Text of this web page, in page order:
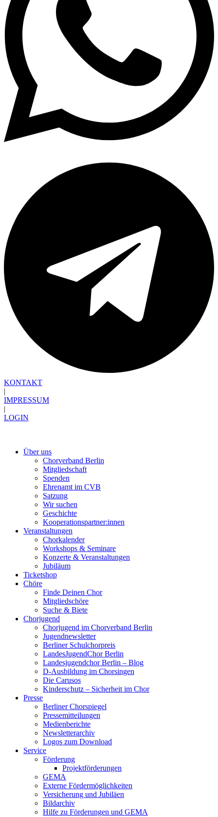
KONTAKT
IMPRESSUM
LOGIN
Über uns
Chorverband Berlin
Mitgliedschaft
Spenden
Ehrenamt im CVB
Satzung
Wir suchen
Geschichte
Kooperationspartner:innen
Veranstaltungen
Chorkalender
Workshops & Seminare
Konzerte & Veranstaltungen
Jubiläum
Ticketshop
Chöre
Finde Deinen Chor
Mitgliedschöre
Suche & Biete
Chorjugend
Chorjugend im Chorverband Berlin
Jugendnewsletter
Berliner Schulchorpreis
LandesJugendChor Berlin
Landesjugendchor Berlin – Blog
D-Ausbildung im Chorsingen
Die Carusos
Kinderschutz – Sicherheit im Chor
Presse
Berliner Chorspiegel
Pressemitteilungen
Medienberichte
Newsletterarchiv
Logos zum Download
Service
Förderung
Projektförderungen
GEMA
Externe Fördermöglichkeiten
Versicherung und Jubiläen
Bildarchiv
Hilfe zu Förderungen und GEMA